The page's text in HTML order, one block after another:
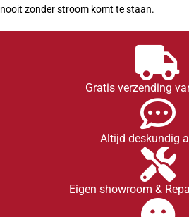
nooit zonder stroom komt te staan.
Gratis verzending
Altijd deskundig
Eigen showroom &